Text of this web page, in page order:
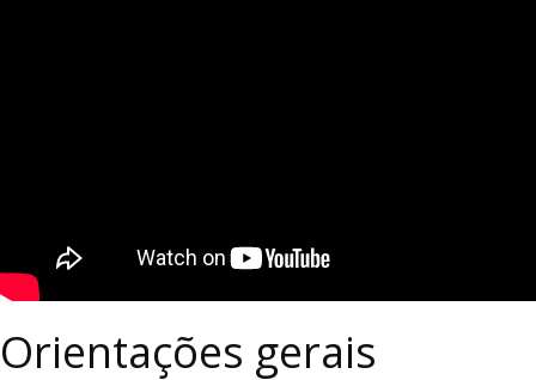
Orientações gerais